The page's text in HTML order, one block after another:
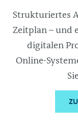
Strukturiertes
Zeitplan – und
digitalen
Online-